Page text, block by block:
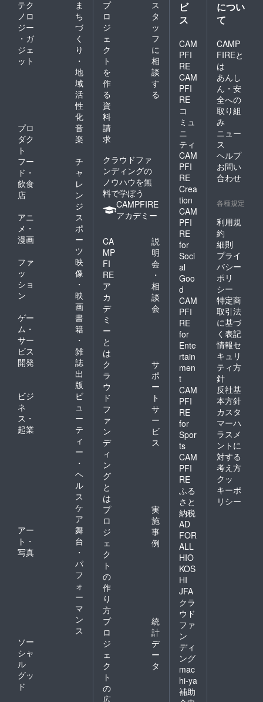
テク
ノロ
ジー
・ガ
ジェ
ット
ま
ち
づ
く
り
・
地
域
活
性
化
プロ
ダク
ト
音
楽
フー
ド・
飲食
店
チ
ャ
レ
ン
ジ
アニ
メ・
漫画
ス
ポ
ー
ツ
ファ
ッ
ショ
ン
映
像
・
映
画
ゲー
ム・
サー
ビス
開発
書
籍
・
雑
誌
出
版
ビジ
ネ
ス・
起業
ビ
ュ
ー
テ
ィ
ー
・
ヘ
ル
ス
ケ
ア
アー
ト・
写真
舞
台
・
パ
フ
ォ
ー
マ
ン
ス
ソー
シャ
ル
グッ
ド
プ
ロ
ジ
ェ
ク
ト
を
作
る
ス
タ
ッ
フ
に
相
談
す
る
資
料
請
求
クラウドファ
ンディングの
ノウハウを無
料で学ぼう
CAMPFIRE
アカデミー
CA
MP
FI
RE
ア
カ
デ
ミ
ー
と
は
説
明
会
・
相
談
会
ク
ラ
ウ
ド
フ
ァ
ン
デ
ィ
ン
グ
と
は
サ
ポ
ー
ト
サ
ー
ビ
ス
プ
ロ
ジ
ェ
ク
ト
の
作
り
方
実
施
事
例
プ
ロ
ジ
ェ
ク
ト
の
広
統
計
デ
ー
タ
ビ
ス
CAM
PFI
RE
CAM
PFI
RE
コ
ミュ
ニ
ティ
CAM
PFI
RE
Crea
tion
CAM
PFI
RE
for
Soci
al
Goo
d
CAM
PFI
RE
for
Ente
rtain
men
t
CAM
PFI
RE
for
Spor
ts
CAM
PFI
RE
ふる
さと
納税
AD
FOR
ALL
HIO
KOS
HI
JFA
クラ
ウド
ファ
ン
ディ
ング
mac
hi-ya
補助
につい
て
CAMP
FIREと
は
あんし
ん・安
全への
取り組
み
ニュー
ス
ヘルプ
お問い
合わせ
各種規定
利用規
約
細則
プライ
バシー
ポリ
シー
特定商
取引法
に基づ
く表記
情報セ
キュリ
ティ方
針
反社基
本方針
カスタ
マーハ
ラスメ
ントに
対する
考え方
クッ
キーポ
リシー